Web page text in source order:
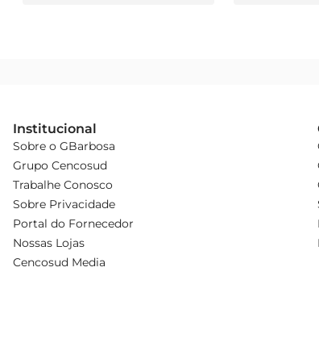
Institucional
Sobre o GBarbosa
Grupo Cencosud
Trabalhe Conosco
Sobre Privacidade
Portal do Fornecedor
Nossas Lojas
Cencosud Media